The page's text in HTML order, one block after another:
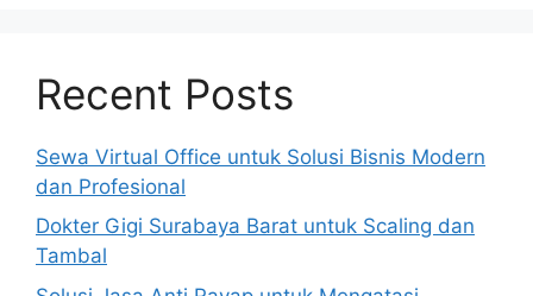
Recent Posts
Sewa Virtual Office untuk Solusi Bisnis Modern
dan Profesional
Dokter Gigi Surabaya Barat untuk Scaling dan
Tambal